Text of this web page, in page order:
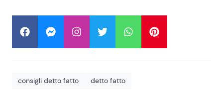
consigli detto fatto detto fatto